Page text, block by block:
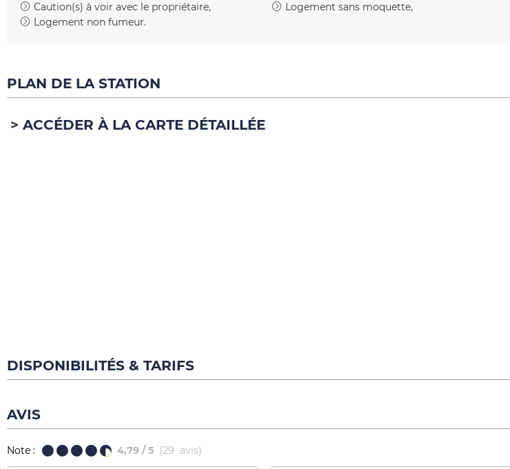
Caution(s) à voir avec le propriétaire
Logement sans moquette
Logement non fumeur
PLAN DE LA STATION
ACCÉDER À LA CARTE DÉTAILLÉE
DISPONIBILITÉS & TARIFS
AVIS
Note : 4,79 / 5 (29 avis)